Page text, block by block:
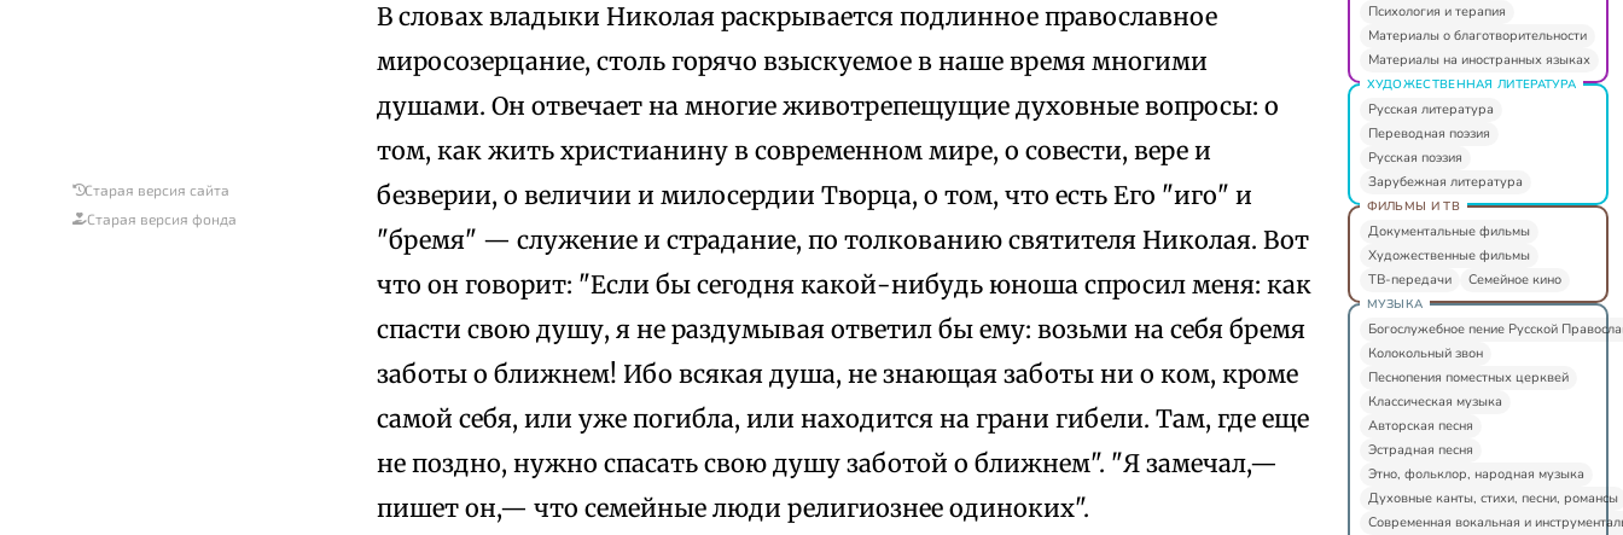
Старая версия сайта
Старая версия фонда
В словах владыки Николая раскрывается подлинное православное
миросозерцание, столь горячо взыскуемое в наше время многими
душами. Он отвечает на многие животрепещущие духовные вопросы: о
том, как жить христианину в современном мире, о совести, вере и
безверии, о величии и милосердии Творца, о том, что есть Его "иго" и
"бремя" — служение и страдание, по толкованию святителя Николая. Вот
что он говорит: "Если бы сегодня какой-нибудь юноша спросил меня: как
спасти свою душу, я не раздумывая ответил бы ему: возьми на себя бремя
заботы о ближнем! Ибо всякая душа, не знающая заботы ни о ком, кроме
самой себя, или уже погибла, или находится на грани гибели. Там, где еще
не поздно, нужно спасать свою душу заботой о ближнем". "Я замечал,—
пишет он,— что семейные люди религиознее одиноких".
Психология и терапия
Материалы о благотворительности
Материалы на иностранных языках
ХУДОЖЕСТВЕННАЯ ЛИТЕРАТУРА
Русская литература
Переводная поэзия
Русская поэзия
Зарубежная литература
ФИЛЬМЫ И ТВ
Документальные фильмы
Художественные фильмы
ТВ-передачи
Семейное кино
МУЗЫКА
Богослужебное пение Русской
Колокольный звон
Песнопения поместных церквей
Классическая музыка
Авторская песня
Эстрадная песня
Этно, фольклор, народная музыка
Духовные канты, стихи, песни, романсы
Современная вокальная и